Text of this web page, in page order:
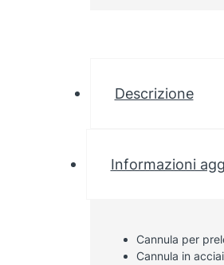
Descrizione
Informazioni
Cannula per
Cannula in